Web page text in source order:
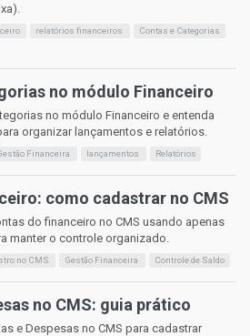
relatórios financeiros
Contas e Categorias
no módulo Financeiro
no módulo Financeiro e entenda
organizar lançamentos e relatórios.
Financeira lançamentos Relatórios
como cadastrar no CMS
do financeiro no CMS usando apenas
manter o controle organizado.
no CMS Gestão Financeira Controle de Saldo
no CMS: guia prático
e Despesas no CMS para cadastrar